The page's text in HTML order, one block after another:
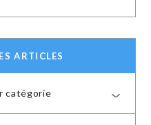
ARTICLES
catégorie